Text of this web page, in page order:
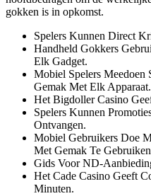
gokken is in opkomst.
Spelers Kunnen Direct
Handheld Gokkers
Elk Gadget.
Mobiel Spelers Meedoen
Gemak Met Elk Apparaat.
Het Bigdoller Casino
Spelers Kunnen
Ontvangen.
Mobiel Gebruikers Doe
Met Gemak Te
Gids Voor ND-
Het Cade Casino Geeft
Minuten.